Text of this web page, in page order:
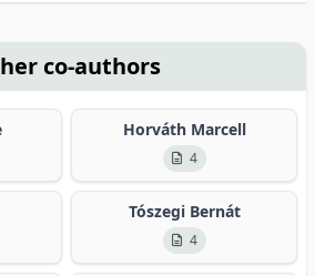
co-authors
Horváth Marcell
4
Tószegi Bernát
4